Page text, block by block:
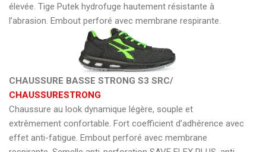
élevée. Tige Putek hydrofuge hautement résistante à
l’abrasion. Embout perforé avec membrane respirante.
CHAUSSURE BASSE STRONG S3 SRC/
CHAUSSURESTRONG
Chaussure au look dynamique légère, souple et
extrêmement confortable. Fort coefficient d’adhérence avec
effet anti-fatigue. Embout perforé avec membrane